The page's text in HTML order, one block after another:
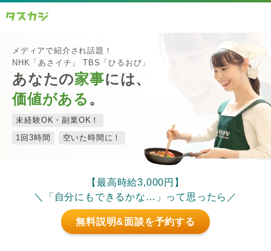
メディアで紹介され話題！
NHK「あさイチ」 TBS「ひるおび」
あなたの家事には、
価値がある 。
未経験OK・副業OK！
1回3時間
空いた時間に！
【最高時給3,000円】
＼「自分にもできるかな…」って思ったら／
無料説明&面談を予約する